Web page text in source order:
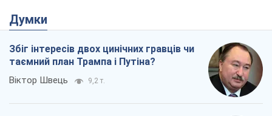
Думки
Збіг інтересів двох цинічних гравців чи
таємний план Трампа і Путіна?
Віктор Швець 9,2 т.